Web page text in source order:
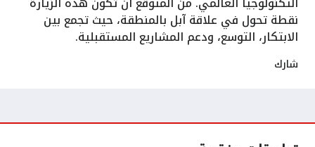
نقطة تحول في علاقة آبل بالمنطقة، حيث تجمع بين
الابتكار، التوسع، ودعم المشاريع المستقبلية.
شارك